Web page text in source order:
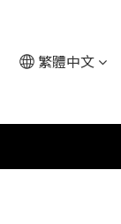
繁體中文